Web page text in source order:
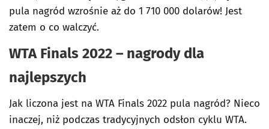
pula nagród wzrośnie aż do 1 710 000 dolarów! Jest
zatem o co walczyć.
WTA Finals 2022 – nagrody dla
najlepszych
Jak liczona jest na WTA Finals 2022 pula nagród? Nieco
inaczej, niż podczas tradycyjnych odsłon cyklu WTA.